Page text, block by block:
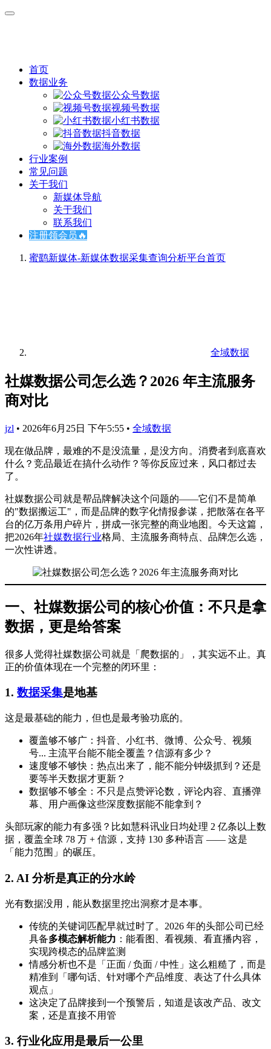
首页
数据业务
公众号数据
视频号数据
小红书数据
抖音数据
海外数据
行业案例
常见问题
关于我们
新媒体导航
关于我们
联系我们
注册领会员🔥
蜜鹞新媒体-新媒体数据采集查询分析平台首页
全域数据
社媒数据公司怎么选？2026 年主流服务
商对比
jzl • 2026年6月25日 下午5:55 • 全域数据
现在做品牌，最难的不是没流量，是没方向。消费者到底喜欢
什么？竞品最近在搞什么动作？等你反应过来，风口都过去
了。
社媒数据公司就是帮品牌解决这个问题的——它们不是简单
的"数据搬运工"，而是品牌的数字化情报参谋，把散落在各平
台的亿万条用户碎片，拼成一张完整的商业地图。今天这篇，
把2026年社媒数据行业格局、主流服务商特点、品牌怎么选，
一次性讲透。
一、社媒数据公司的核心价值：不只是拿
数据，更是给答案
很多人觉得社媒数据公司就是「爬数据的」，其实远不止。真
正的价值体现在一个完整的闭环里：
1. 数据采集是地基
这是最基础的能力，但也是最考验功底的。
覆盖够不够广：抖音、小红书、微博、公众号、视频
号... 主流平台能不能全覆盖？信源有多少？
速度够不够快：热点出来了，能不能分钟级抓到？还是
要等半天数据才更新？
数据够不够全：不只是点赞评论数，评论内容、直播弹
幕、用户画像这些深度数据能不能拿到？
头部玩家的能力有多强？比如慧科讯业日均处理 2 亿条以上数
据，覆盖全球 78 万 + 信源，支持 130 多种语言 —— 这是
「能力范围」的碾压。
2. AI 分析是真正的分水岭
光有数据没用，能从数据里挖出洞察才是本事。
传统的关键词匹配早就过时了。2026 年的头部公司已经
具备多模态解析能力 ：能看图、看视频、看直播内容，
实现跨模态的品牌监测
情感分析也不是「正面 / 负面 / 中性」这么粗糙了，而是
精准到「哪句话、针对哪个产品维度、表达了什么具体
观点」
这决定了品牌接到一个预警后，知道是该改产品、改文
案，还是直接不用管
3. 行业化应用是最后一公里